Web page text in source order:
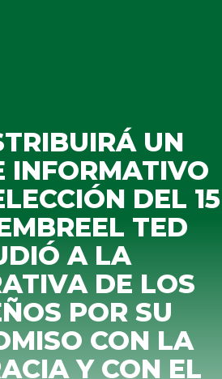
UN
INFORMATIVO
DEL 15
TED
A LA
DE LOS
POR SU
CON LA
Y CON EL